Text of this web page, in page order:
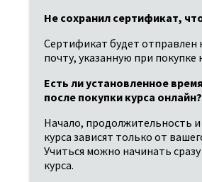
Не сохранил сертификат,
Сертификат будет отправлен
почту, указанную при покупке
Есть ли установленное
после покупки курса онлайн?
Начало, продолжительность
курса зависят только от
Учиться можно начинать
курса.